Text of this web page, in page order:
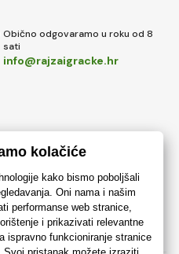
Obično odgovaramo u roku od 8
sati
info@rajzaigracke.hr